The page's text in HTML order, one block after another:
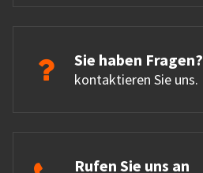
Sie haben Fragen?
kontaktieren Sie uns.
Rufen Sie uns an